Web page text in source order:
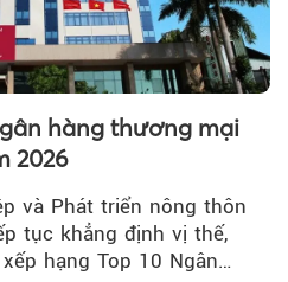
hàng thương mại
2026
và Phát triển nông thôn
tục khẳng định vị thế,
hạng Top 10 Ngân